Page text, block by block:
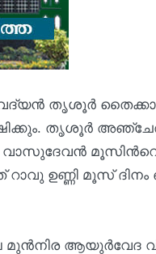
തൃശൂര്‍ തൈക്കാട്ട്
തൃശൂർ
വാസുദേവന്‍
റാവു ഉണ്ണി മൂസ്
മുൻനിര